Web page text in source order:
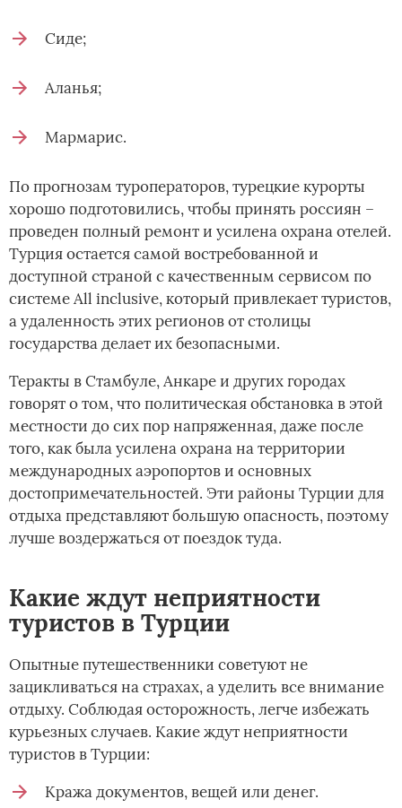
Сиде;
Аланья;
Мармарис.
По прогнозам туроператоров, турецкие курорты
хорошо подготовились, чтобы принять россиян –
проведен полный ремонт и усилена охрана отелей.
Турция остается самой востребованной и
доступной страной с качественным сервисом по
системе All inclusive, который привлекает туристов,
а удаленность этих регионов от столицы
государства делает их безопасными.
Теракты в Стамбуле, Анкаре и других городах
говорят о том, что политическая обстановка в этой
местности до сих пор напряженная, даже после
того, как была усилена охрана на территории
международных аэропортов и основных
достопримечательностей. Эти районы Турции для
отдыха представляют большую опасность, поэтому
лучше воздержаться от поездок туда.
Какие ждут неприятности
туристов в Турции
Опытные путешественники советуют не
зацикливаться на страхах, а уделить все внимание
отдыху. Соблюдая осторожность, легче избежать
курьезных случаев. Какие ждут неприятности
туристов в Турции:
Кража документов, вещей или денег.